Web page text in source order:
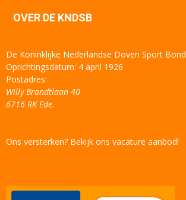
OVER DE KNDSB
De Koninklijke Nederlandse Doven Sport Bond
Oprichtingsdatum: 4 april 1926
Postadres:
Willy Brandtlaan 40
6716 RK Ede.
Ons versterken? Bekijk ons vacature aanbod!